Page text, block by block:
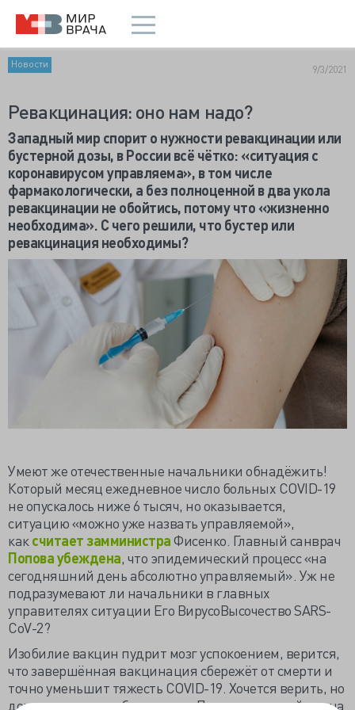
Новости 9/3/2021
Ревакцинация: оно нам надо?
Западный мир спорит о нужности ревакцинации или
бустерной дозы, в России всё чётко: «ситуация с
коронавирусом управляема», в том числе
фармакологически, а без полноценной в два укола
ревакцинации не обойтись, потому что «жизненно
необходима». С чего решили, что бустер или
ревакцинация необходимы?
Умеют же отечественные начальники обнадёжить!
Который месяц ежедневное число больных COVID-19
не опускалось ниже 6 тысяч, но оказывается,
ситуацию «можно уже назвать управляемой»,
каксчитает замминистраФисенко. Главный санврач
Попова убеждена, что эпидемический процесс «на
сегодняшний день абсолютно управляемый». Уж не
подразумевают ли начальники в главных
управителях ситуации Его ВирусоВысочество SARS-
CoV-2?
Изобилие вакцин пудрит мозг успокоением, верится,
что завершённая вакцинация сбережёт от смерти и
точно уменьшит тяжесть COVID-19. Хочется верить, но
доказательства субъективны. Потратив «копейки» на